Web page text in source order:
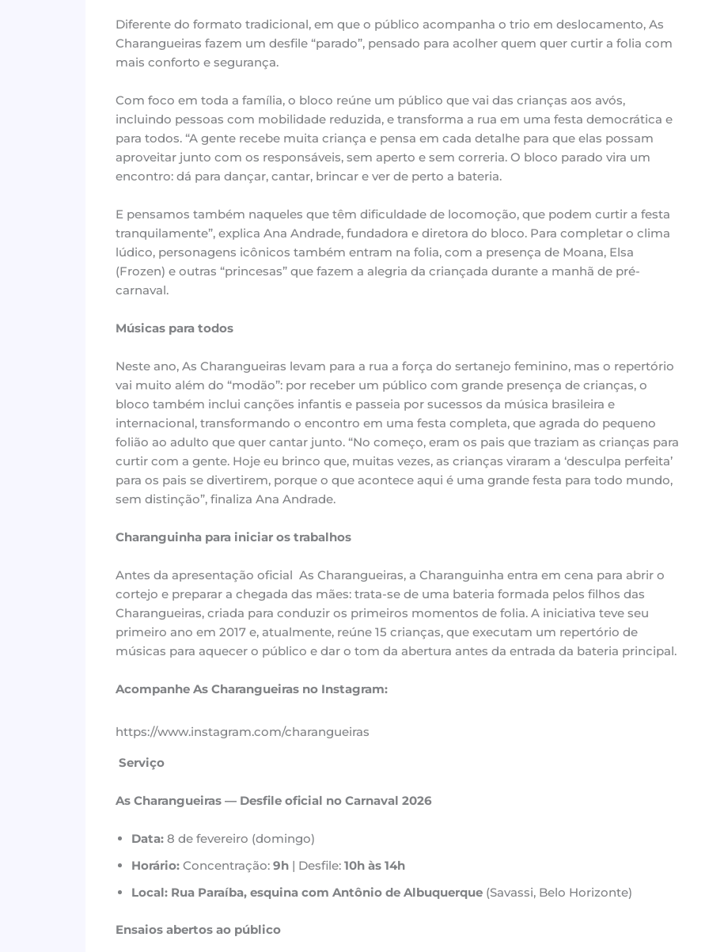
Diferente do formato tradicional, em que o público acompanha o trio em deslocamento, As
Charangueiras fazem um desfile “parado”, pensado para acolher quem quer curtir a folia com
mais conforto e segurança.
Com foco em toda a família, o bloco reúne um público que vai das crianças aos avós,
incluindo pessoas com mobilidade reduzida, e transforma a rua em uma festa democrática e
para todos. “A gente recebe muita criança e pensa em cada detalhe para que elas possam
aproveitar junto com os responsáveis, sem aperto e sem correria. O bloco parado vira um
encontro: dá para dançar, cantar, brincar e ver de perto a bateria.
E pensamos também naqueles que têm dificuldade de locomoção, que podem curtir a festa
tranquilamente”, explica Ana Andrade, fundadora e diretora do bloco. Para completar o clima
lúdico, personagens icônicos também entram na folia, com a presença de Moana, Elsa
(Frozen) e outras “princesas” que fazem a alegria da criançada durante a manhã de pré-
carnaval.
Músicas para todos
Neste ano, As Charangueiras levam para a rua a força do sertanejo feminino, mas o repertório
vai muito além do “modão”: por receber um público com grande presença de crianças, o
bloco também inclui canções infantis e passeia por sucessos da música brasileira e
internacional, transformando o encontro em uma festa completa, que agrada do pequeno
folião ao adulto que quer cantar junto. “No começo, eram os pais que traziam as crianças para
curtir com a gente. Hoje eu brinco que, muitas vezes, as crianças viraram a ‘desculpa perfeita’
para os pais se divertirem, porque o que acontece aqui é uma grande festa para todo mundo,
sem distinção”, finaliza Ana Andrade.
Charanguinha para iniciar os trabalhos
Antes da apresentação oficial As Charangueiras, a Charanguinha entra em cena para abrir o
cortejo e preparar a chegada das mães: trata-se de uma bateria formada pelos filhos das
Charangueiras, criada para conduzir os primeiros momentos de folia. A iniciativa teve seu
primeiro ano em 2017 e, atualmente, reúne 15 crianças, que executam um repertório de
músicas para aquecer o público e dar o tom da abertura antes da entrada da bateria principal.
Acompanhe As Charangueiras no Instagram:
https://www.instagram.com/charangueiras
Serviço
As Charangueiras — Desfile oficial no Carnaval 2026
Data:8 de fevereiro (domingo)
Horário:Concentração: 9h| Desfile: 10h às 14h
Local: Rua Paraíba, esquina com Antônio de Albuquerque(Savassi, Belo Horizonte)
Ensaios abertos ao público